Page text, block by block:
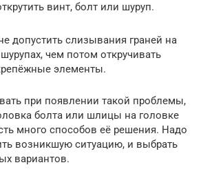
винт, болт или шуруп.
допустить слизывания граней на
чем потом откручивать
элементы.
при появлении такой проблемы,
болта или шлицы на головке
много способов её решения. Надо
возникшую ситуацию, и выбрать
вариантов.